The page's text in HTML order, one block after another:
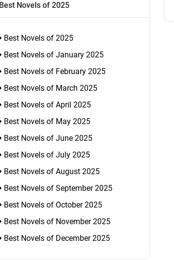
Best Novels of 2025
Best Novels of 2025
Best Novels of January 2025
Best Novels of February 2025
Best Novels of March 2025
Best Novels of April 2025
Best Novels of May 2025
Best Novels of June 2025
Best Novels of July 2025
Best Novels of August 2025
Best Novels of September 2025
Best Novels of October 2025
Best Novels of November 2025
Best Novels of December 2025